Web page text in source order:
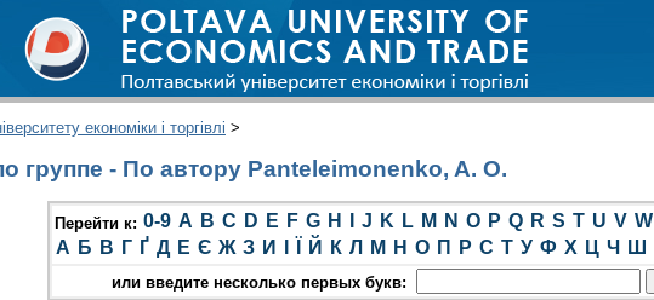
економіки і торгівлі >
группе - По автору Panteleimonenko, A. O.
Перейти к: 0-9 A B C D E F G H J K L M N O P Q R S T U V W
А Б В Г Ґ Д Е Є Ж З И Й К Л М Н О П Р С Т У Ф Х Ц Ч Ш
или введите несколько первых букв: